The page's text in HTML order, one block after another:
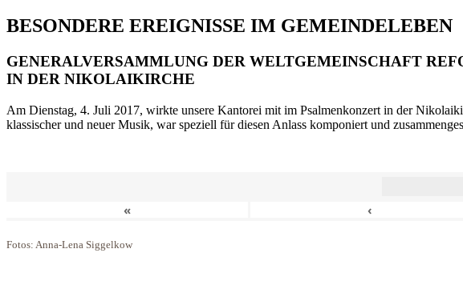
BESONDERE EREIGNISSE IM GEMEINDELEBEN
GENERALVERSAMMLUNG DER WELTGEMEINSCHAFT
IN DER NIKOLAIKIRCHE
Am Dienstag, 4. Juli 2017, wirkte unsere Kantorei mit im Psalmenkonzert in der
klassischer und neuer Musik, war speziell für diesen Anlass komponiert und
« ‹
Fotos: Anna-Lena Siggelkow